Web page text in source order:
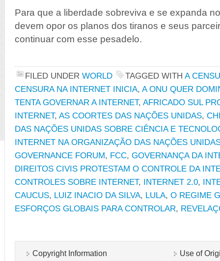
Para que a liberdade sobreviva e se expanda
devem opor os planos dos tiranos e seus
continuar com esse pesadelo.
FILED UNDER WORLD TAGGED WITH A
CENSURA NA INTERNET INICIA, A ONU QUER
TENTA GOVERNAR A INTERNET, AFRICADO SUL
INTERNET, AS COORTES DAS NAÇÕES UNIDAS,
DAS NAÇÕES UNIDAS SOBRE CIÊNCIA E
INTERNET NA ORGANIZAÇÃO DAS NAÇÕES
GOVERNANCE FORUM, FCC, GOVERNANÇA DA
DIREITOS CIVIS PROTESTAM O CONTROLE DA
CONTROLES SOBRE INTERNET, INTERNET 2.0,
CAUCUS, LUIZ INACIO DA SILVA, LULA, O REGIME
ESFORÇOS GLOBAIS PARA CONTROLAR,
Copyright Information Use of